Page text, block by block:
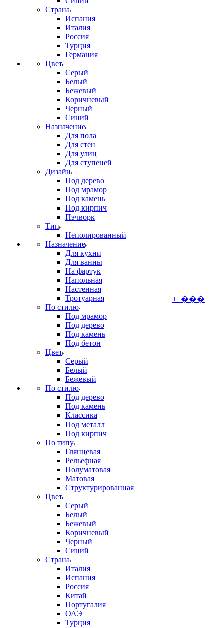
Страна
Испания
Италия
Россия
Турция
Германия
Цвет
Серый
Белый
Бежевый
Коричневый
Черный
Синий
Назначение
Для пола
Для стен
Для улиц
Для ступеней
Дизайн
Под дерево
Под мрамор
Под камень
Под кирпич
Пэчворк
Тип
Неполированный
Назначение
Для кухни
Для ванны
На фартук
Напольная
Настенная
Тротуарная
По стилю
Под мрамор
Под дерево
Под камень
Под бетон
Цвет
Серый
Белый
Бежевый
По стилю
Под дерево
Под камень
Классика
Под металл
Под кирпич
По типу
Глянцевая
Рельефная
Полуматовая
Матовая
Структурированная
Цвет
Серый
Белый
Бежевый
Коричневый
Черный
Синий
Страна
Италия
Испания
Россия
Китай
Португалия
ОАЭ
Турция
+ ���